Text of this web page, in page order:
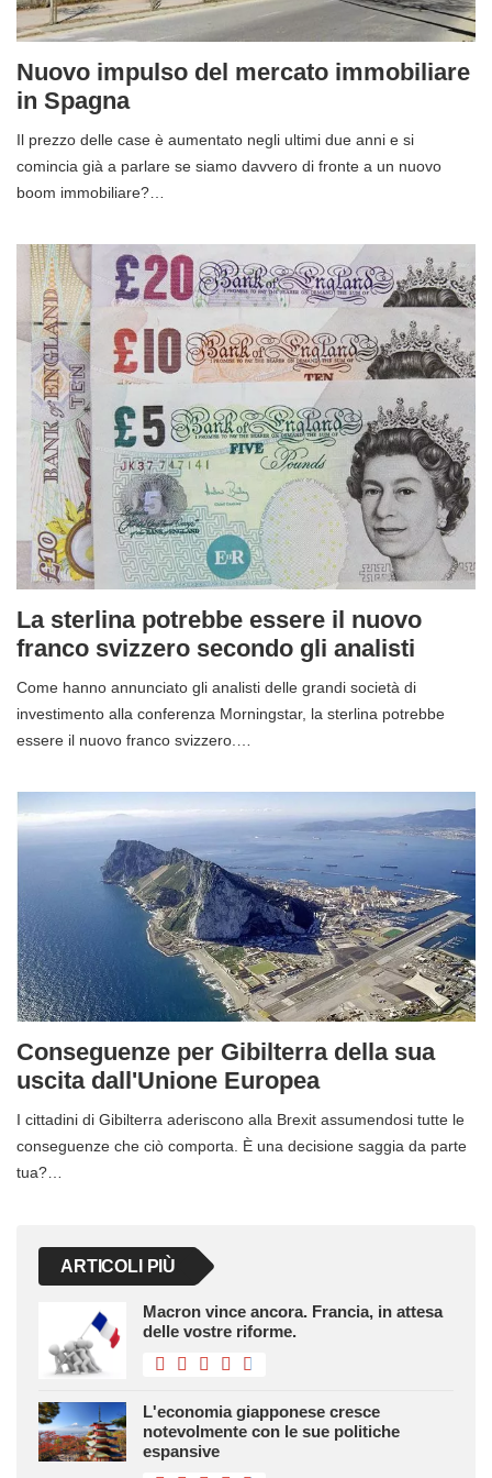
Nuovo impulso del mercato immobiliare
in Spagna
Il prezzo delle case è aumentato negli ultimi due anni e si
comincia già a parlare se siamo davvero di fronte a un nuovo
boom immobiliare?…
La sterlina potrebbe essere il nuovo
franco svizzero secondo gli analisti
Come hanno annunciato gli analisti delle grandi società di
investimento alla conferenza Morningstar, la sterlina potrebbe
essere il nuovo franco svizzero.…
Conseguenze per Gibilterra della sua
uscita dall'Unione Europea
I cittadini di Gibilterra aderiscono alla Brexit assumendosi tutte le
conseguenze che ciò comporta. È una decisione saggia da parte
tua?…
ARTICOLI PIÙ
Macron vince ancora. Francia, in attesa
delle vostre riforme.
L'economia giapponese cresce
notevolmente con le sue politiche
espansive